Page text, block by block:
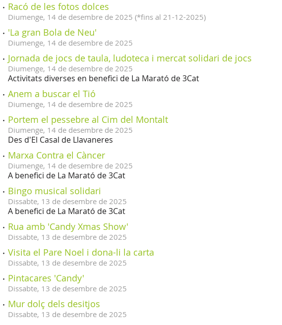
Racó de les fotos dolces
Diumenge, 14 de desembre de 2025 (*fins al 21-12-2025)
'La gran Bola de Neu'
Diumenge, 14 de desembre de 2025
Jornada de jocs de taula, ludoteca i mercat solidari de jocs
Diumenge, 14 de desembre de 2025
Activitats diverses en benefici de La Marató de 3Cat
Anem a buscar el Tió
Diumenge, 14 de desembre de 2025
Portem el pessebre al Cim del Montalt
Diumenge, 14 de desembre de 2025
Des d'El Casal de Llavaneres
Marxa Contra el Càncer
Diumenge, 14 de desembre de 2025
A benefici de La Marató de 3Cat
Bingo musical solidari
Dissabte, 13 de desembre de 2025
A benefici de La Marató de 3Cat
Rua amb 'Candy Xmas Show'
Dissabte, 13 de desembre de 2025
Visita el Pare Noel i dona-li la carta
Dissabte, 13 de desembre de 2025
Pintacares 'Candy'
Dissabte, 13 de desembre de 2025
Mur dolç dels desitjos
Dissabte, 13 de desembre de 2025